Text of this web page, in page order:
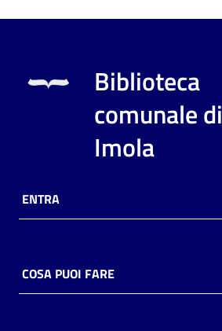
fare
Scopri
online
Biblioteca
comunale di
Imola
ENTRA
COSA PUOI FARE